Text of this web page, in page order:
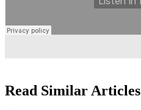
Read Similar Articles